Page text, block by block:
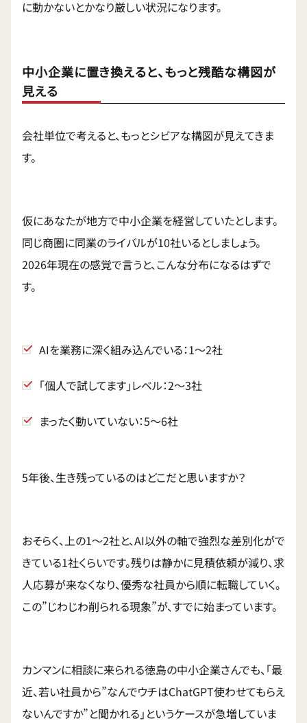
に動かないとかなり厳しい状況になります。
中小企業に置き換えると、もっと残酷な構図が
見える
会社単位で考えると、もっとシビアな構図が見えてきま
す。
仮にあなたが地方で中小企業を経営していたとします。
同じ商圏に同業のライバルが10社いるとしましょう。
2026年現在の感覚で言うと、こんな分布になるはずで
す。
AIを業務に深く組み込んでいる：1〜2社
「個人で試してます」レベル：2〜3社
まったく動いていない：5〜6社
5年後、生き残っているのはどこだと思いますか？
おそらく、上の1〜2社と、AI以外の軸で強烈な差別化がで
きている1社くらいです。残りは静かに見積依頼が減り、求
人応募が来なくなり、優秀な社員から順に転職していく。
この”じわじわ削られる現象”が、すでに始まっています。
カンマンに相談に来られる徳島の中小企業さんでも、「最
近、若い社員から”なんでウチはChatGPT使わせてもらえ
ないんですか”と聞かれる」というケースが急増していま